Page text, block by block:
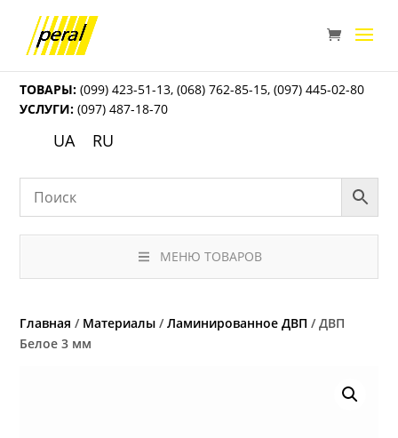
ТОВАРЫ: (099) 423-51-13,(068) 762-85-15,(097) 445-02-80
УСЛУГИ: (097) 487-18-70
UA RU
МЕНЮ ТОВАРОВ
Главная / Материалы /Ламинированное ДВП / ДВП
Белое 3 мм